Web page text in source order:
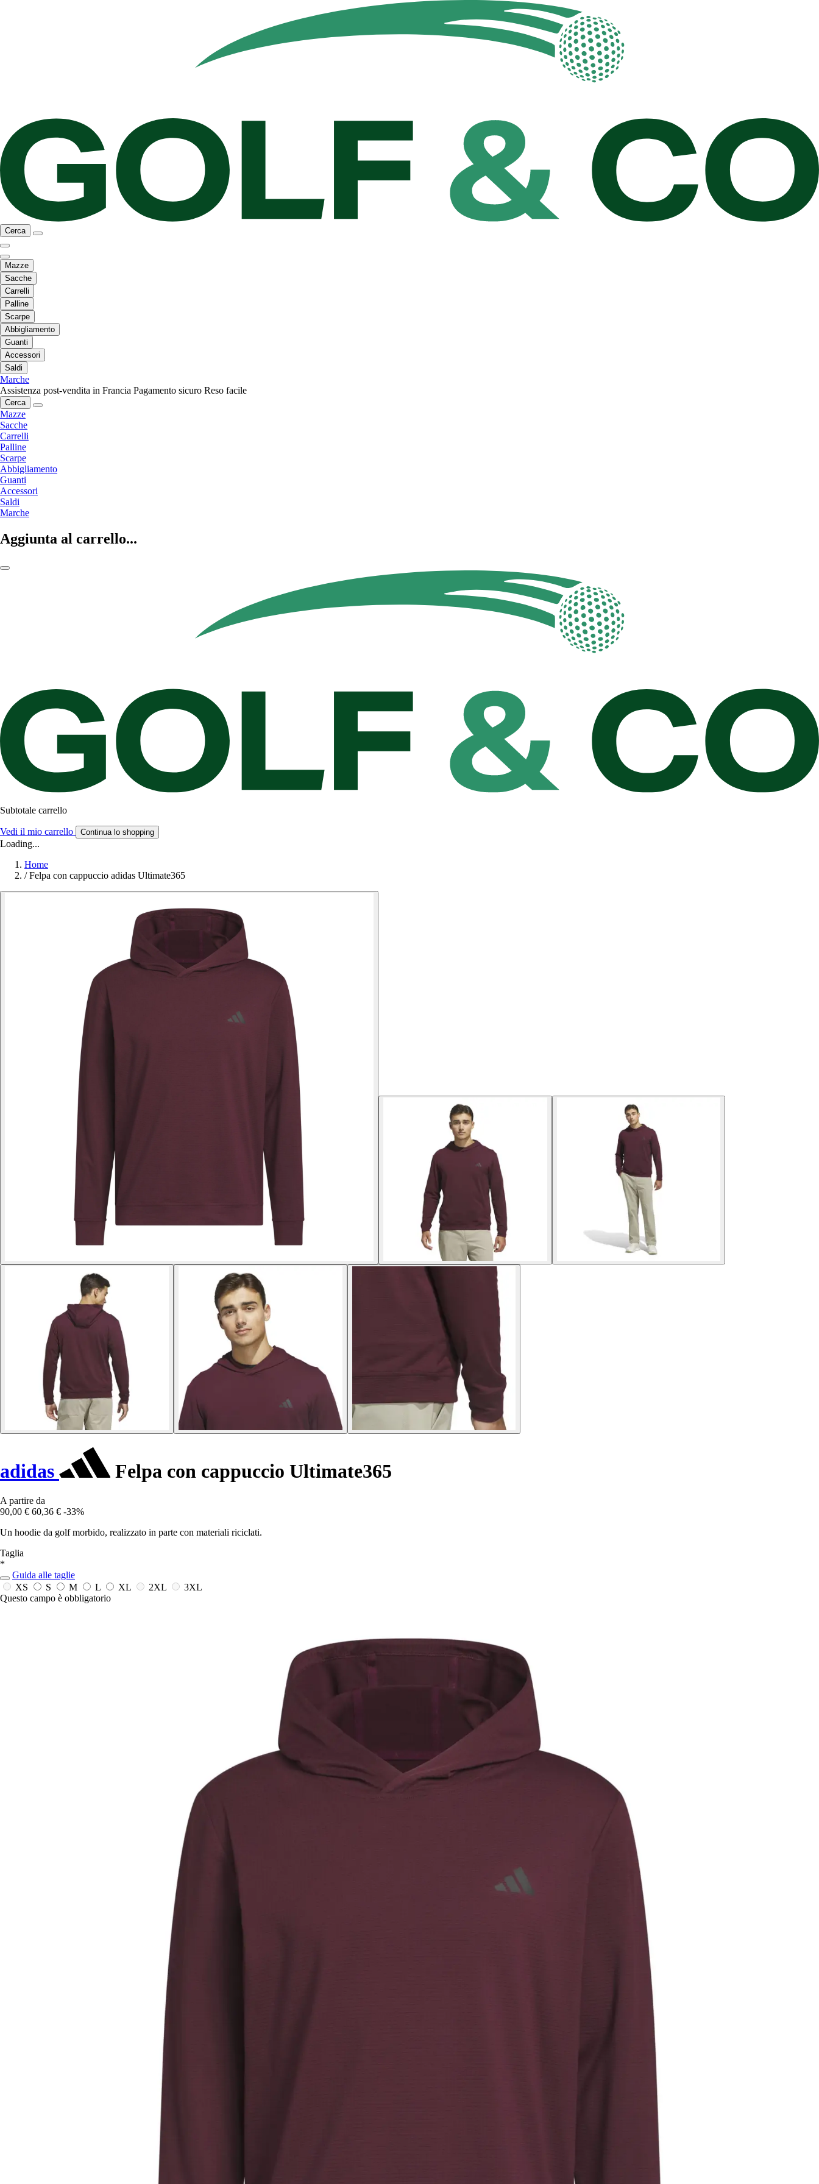
Cerca
Mazze
Sacche
Carrelli
Palline
Scarpe
Abbigliamento
Guanti
Accessori
Saldi
Marche
Assistenza post-vendita in Francia Pagamento sicuro Reso facile
Cerca
Mazze
Sacche
Carrelli
Palline
Scarpe
Abbigliamento
Guanti
Accessori
Saldi
Marche
Aggiunta al carrello...
Subtotale carrello
Vedi il mio carrello Continua lo shopping
Loading...
Home
/ Felpa con cappuccio adidas Ultimate365
adidas Felpa con cappuccio Ultimate365
A partire da
90,00 € 60,36 € -33%
Un hoodie da golf morbido, realizzato in parte con materiali riciclati.
Taglia
*
Guida alle taglie
XS
S M L XL 2XL
3XL
Questo campo è obbligatorio